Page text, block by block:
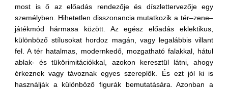
most is ő az előadás rendezője és díszlettervezője egy
személyben. Hihetetlen disszonancia mutatkozik a tér–zene–
játékmód hármasa között. Az egész előadás eklektikus,
különböző stílusokat hordoz magán, vagy legalábbis villant
fel. A tér hatalmas, modernkedő, mozgatható falakkal, hátul
ablak- és tükörimitációkkal, azokon keresztül látni, ahogy
érkeznek vagy távoznak egyes szereplők. És ezt jól ki is
használják a különböző figurák bemutatására. Azonban a